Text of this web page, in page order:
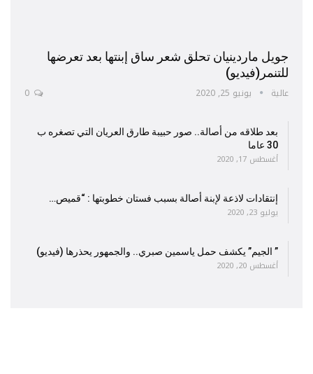
جويل ماردينيان تحلق شعر ساق إبنتها بعد تعرضها
للتنمر(فيديو)
عالية يونيو 25, 2020
بعد طلاقه من أصالة.. صور حبيبة طارق العريان التي تصغره ب
30 عاما
أغسطس 17, 2020
إنتقادات لاذعة لإبنة أصالة بسبب فستان خطوبتها : “قميص…
يوليو 23, 2020
” الجيم” يكشف حمل ياسمين صبري.. والجمهور يحذرها (فيديو)
أغسطس 20, 2020